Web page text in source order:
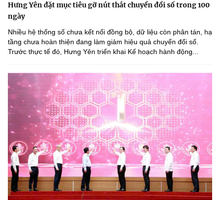
Hưng Yên đặt mục tiêu gỡ nút thắt chuyển đổi số trong 100
ngày
Nhiều hệ thống số chưa kết nối đồng bộ, dữ liệu còn phân tán, hạ
tầng chưa hoàn thiện đang làm giảm hiệu quả chuyển đổi số.
Trước thực tế đó, Hưng Yên triển khai Kế hoạch hành động...